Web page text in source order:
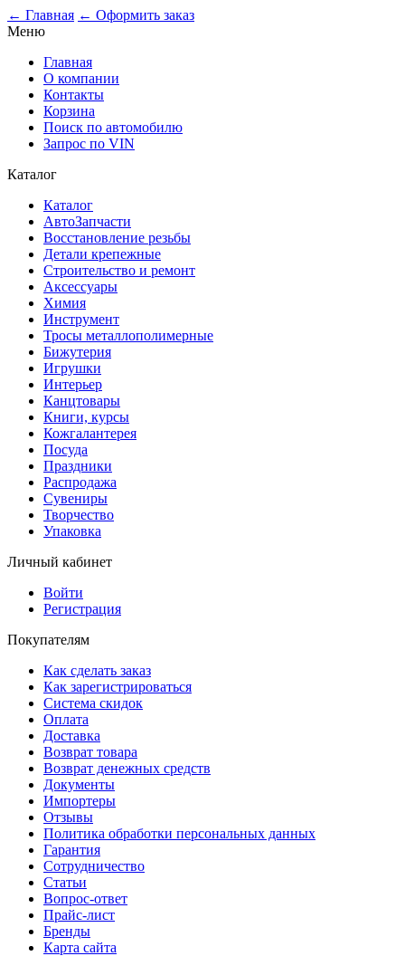
← Главная ← Оформить заказ
Меню
Главная
О компании
Контакты
Корзина
Поиск по автомобилю
Запрос по VIN
Каталог
Каталог
АвтоЗапчасти
Восстановление резьбы
Детали крепежные
Строительство и ремонт
Аксессуары
Химия
Инструмент
Тросы металлополимерные
Бижутерия
Игрушки
Интерьер
Канцтовары
Книги, курсы
Кожгалантерея
Посуда
Праздники
Распродажа
Сувениры
Творчество
Упаковка
Личный кабинет
Войти
Регистрация
Покупателям
Как сделать заказ
Как зарегистрироваться
Система скидок
Оплата
Доставка
Возврат товара
Возврат денежных средств
Документы
Импортеры
Отзывы
Политика обработки персональных данных
Гарантия
Сотрудничество
Статьи
Вопрос-ответ
Прайс-лист
Бренды
Карта сайта